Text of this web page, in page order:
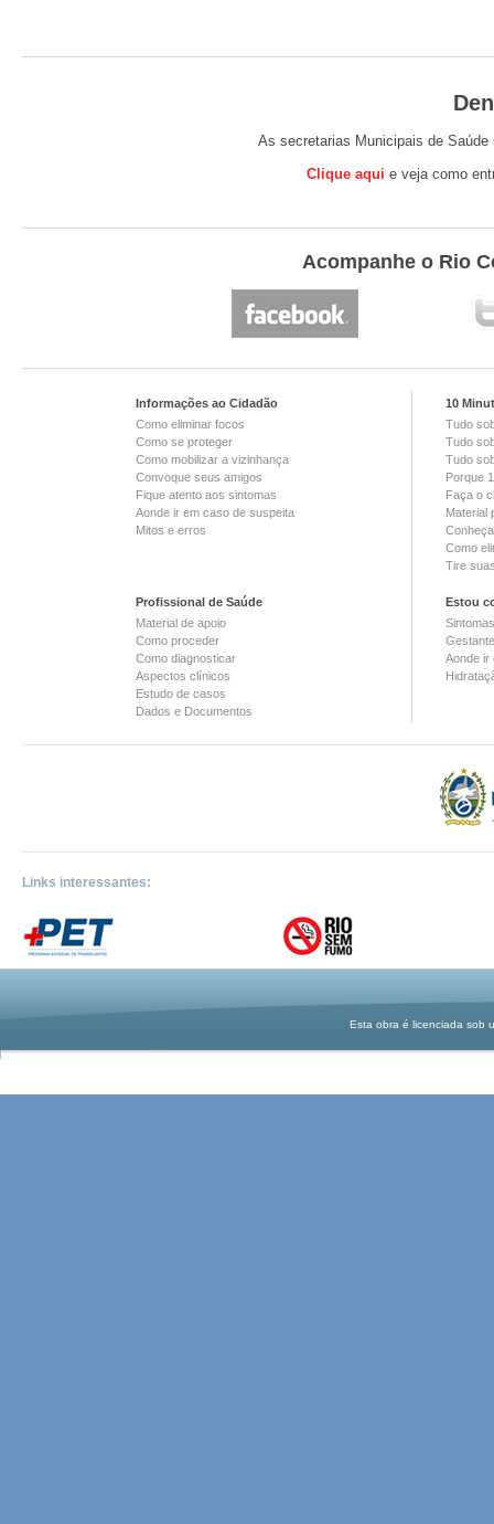
As secretarias Municipais de
Clique aqui e veja como
Acompanhe o Rio
Informações ao Cidadão
Como eliminar focos
Como se proteger
Como mobilizar a vizinhança
Convoque seus amigos
Fique atento aos sintomas
Aonde ir em caso de suspeita
Mitos e erros
Profissional de Saúde
Material de apoio
Como proceder
Como diagnosticar
Aspectos clínicos
Estudo de casos
Dados e Documentos
10
Tudo
Tudo
Tudo
Porque
Faça o
Material
Como
Tire
Estou
Sintomas
Aonde ir
Links interessantes:
Esta obra é licenciada sob